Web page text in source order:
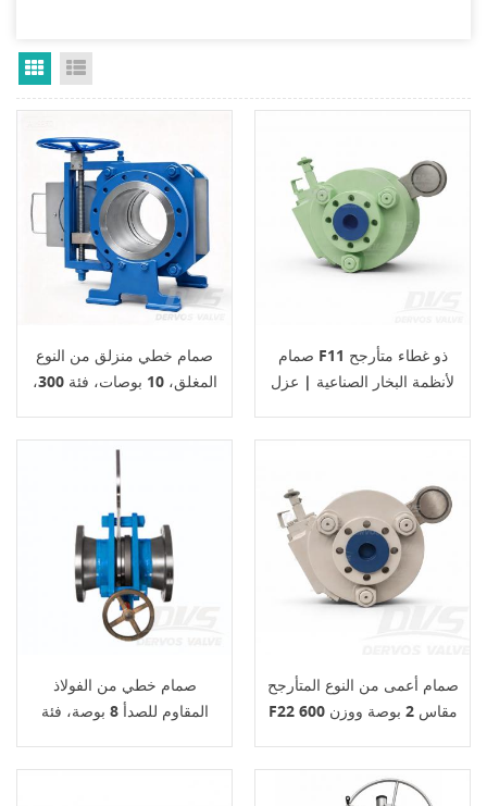
Grid View
صمام خطي منزلق من النوع
المغلق، 10 بوصات، فئة 300،
صمام F11 ذو غطاء متأرجح
لأنظمة البخار الصناعية | عزل
صمام خطي من الفولاذ
المقاوم للصدأ 8 بوصة، فئة
صمام أعمى من النوع المتأرجح
F22 مقاس 2 بوصة ووزن 600